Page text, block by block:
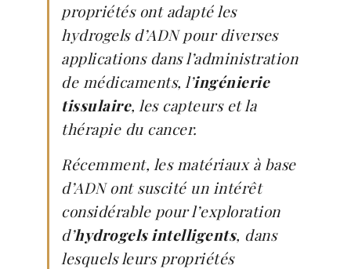
propriétés ont adapté les
hydrogels d’ADN pour diverses
applications dans l’administration
de médicaments, l’ingénierie
tissulaire, les capteurs et la
thérapie du cancer.
Récemment, les matériaux à base
d’ADN ont suscité un intérêt
considérable pour l’exploration
d’hydrogels intelligents, dans
lesquels leurs propriétés